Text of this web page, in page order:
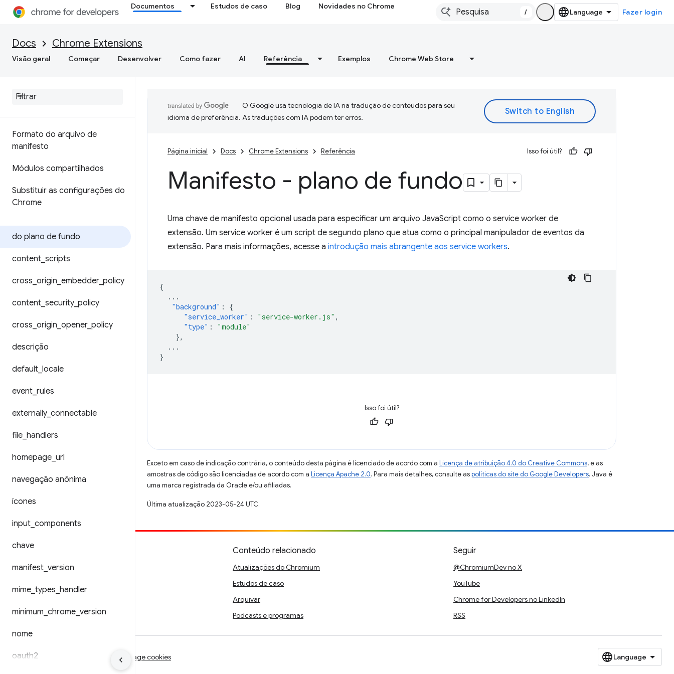
Documentos Estudos de caso Blog Novidades no Chrome
/ Fazer login
Docs Chrome Extensions
Visão geral Começar Desenvolver Como fazer AI Referência Exemplos Chrome Web Store
Formato do arquivo de
manifesto
Módulos compartilhados
Substituir as configurações do
Chrome
do plano de fundo
content scripts
cross origin embedder_ policy
content security_ policy
cross origin opener_ policy
descrição
default locale
event rules
externally_ connectable
file handlers
homepage url
navegação anônima
ícones
input components
chave
manifest version
mime types handler
minimum chrome version
nome
oauth2
O Google usa tecnologia de IA na tradução de conteúdos para seu
idioma de preferência. As traduções com IA podem ter erros.
Página inicial Docs Chrome Extensions Referência Isso foi útil?
Manifesto - plano de fundo
Uma chave de manifesto opcional usada para especificar um arquivo JavaScript como o service worker de
extensão. Um service worker é um script de segundo plano que atua como o principal manipulador de eventos da
extensão. Para mais informações, acesse a introdução mais abrangente aos service workers.
{
...
"background" :
{
"service_worker" : "service-worker.js" ,
"type" :
"module"
},
...
}
Isso foi útil?
Exceto em caso de indicação contrária, o conteúdo desta página é licenciado de acordo com a Licença de atribuição 4.0 do Creative Commons, e as
amostras de código são licenciadas de acordo com a Licença Apache 2.0. Para mais detalhes, consulte aspolíticas do site do Google Developers. Java é
uma marca registrada da Oracle e/ou afiliadas.
Última atualização 2023-05-24 UTC.
Contribuir
Registre um bug
Conteúdo relacionado
Atualizações do Chromium
Estudos de caso
Arquivar
Podcasts e programas
Seguir
@ChromiumDev no X
YouTube
Chrome for Developers no LinkedIn
RSS
Termos de Serviço Manage cookies